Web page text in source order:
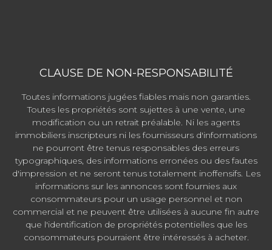
CLAUSE DE NON-RESPONSABILITÉ
Toutes informations jugées fiables mais non garanties.
Toutes les propriétés sont sujettes à une vente, une
modification ou un retrait préalable. Ni les agents
immobiliers inscripteurs ni les fournisseurs d'informations
ne pourront être tenus responsables des erreurs
typographiques, des informations erronées ou des fautes
d'impression et ne seront tenus totalement inoffensifs. Les
informations sur les annonces sont fournies aux
consommateurs pour un usage personnel et non
commercial et ne peuvent être utilisées à aucune fin autre
que l'identification de propriétés potentielles que les
consommateurs pourraient être intéressés à acheter.